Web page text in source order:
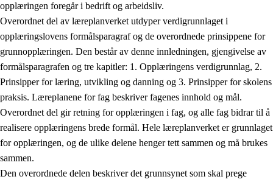
opplæringen foregår i bedrift og arbeidsliv.
Overordnet del av læreplanverket utdyper verdigrunnlaget i
opplæringslovens formålsparagraf og de overordnede prinsippene for
grunnopplæringen. Den består av denne innledningen, gjengivelse av
formålsparagrafen og tre kapitler: 1. Opplæringens verdigrunnlag, 2.
Prinsipper for læring, utvikling og danning og 3. Prinsipper for skolens
praksis. Læreplanene for fag beskriver fagenes innhold og mål.
Overordnet del gir retning for opplæringen i fag, og alle fag bidrar til å
realisere opplæringens brede formål. Hele læreplanverket er grunnlaget
for opplæringen, og de ulike delene henger tett sammen og må brukes
sammen.
Den overordnede delen beskriver det grunnsynet som skal prege